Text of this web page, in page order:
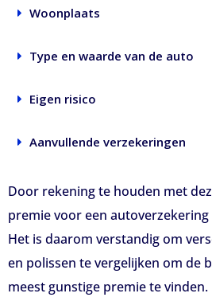
Woonplaats
Type en waarde van de auto
Eigen risico
Aanvullende verzekeringen
Door rekening te houden met
premie voor een
Het is daarom verstandig om
en polissen te vergelijken om de
meest gunstige premie te vinden.